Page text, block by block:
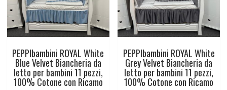
PEPPIbambini ROYAL White
Blue Velvet Biancheria da
letto per bambini 11 pezzi,
100% Cotone con Ricamo
PEPPIbambini ROYAL White
Grey Velvet Biancheria da
letto per bambini 11 pezzi,
100% Cotone con Ricamo